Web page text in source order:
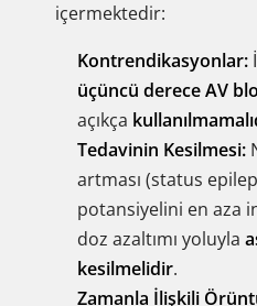
içermektedir:
Kontrendikasyonlar:
üçüncü derece AV
açıkça
Tedavinin Kesilmesi:
artması (status
potansiyelini en aza
doz azaltımı yoluyla
kesilmelidir.
Zamanla İlişkili